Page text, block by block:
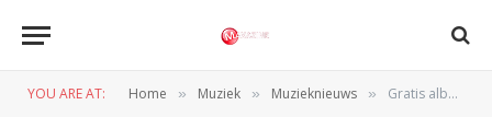
YOU ARE AT: Home » Muziek » Muzieknieuws » Gratis album John Frusciante